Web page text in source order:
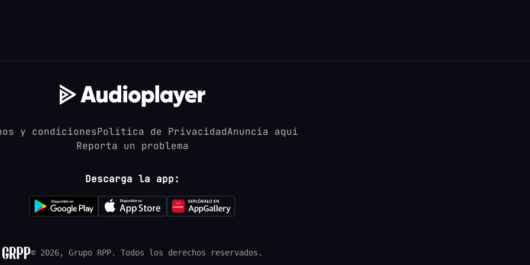
y condicionesPolítica de PrivacidadAnuncia aquí
Reporta un problema
Descarga la app:
© 2026, Grupo RPP. Todos los derechos reservados.